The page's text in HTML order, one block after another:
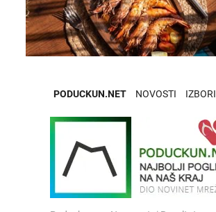
PODUCKUN.NET NOVOSTI IZBORI